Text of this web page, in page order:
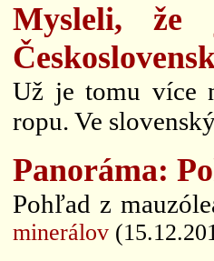
Mysleli,
Už je tomu více
ropu. Ve
Panoráma:
Pohľad z
minerálov